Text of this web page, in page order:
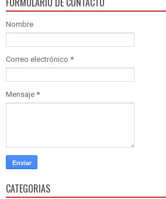
Nombre
Correo electrónico *
Mensaje *
CATEGORIAS